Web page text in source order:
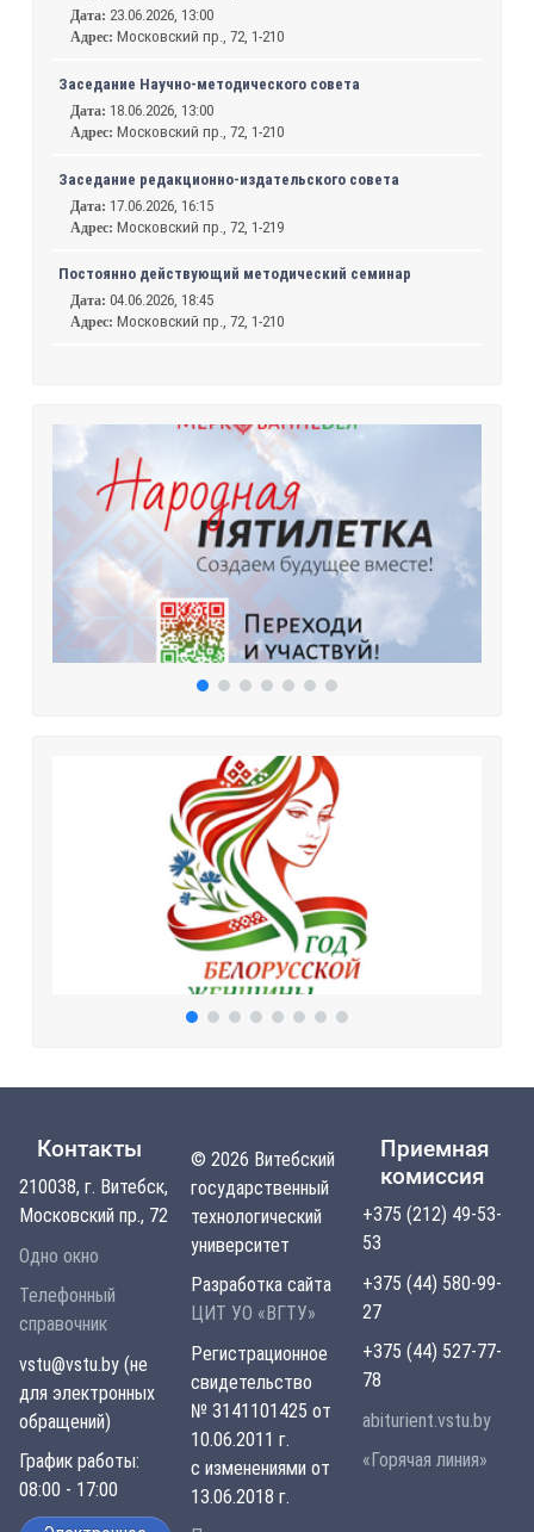
Дата: 23.06.2026, 13:00
Адрес: Московский пр., 72, 1-210
Заседание Научно-методического совета
Дата: 18.06.2026, 13:00
Адрес: Московский пр., 72, 1-210
Заседание редакционно-издательского совета
Дата: 17.06.2026, 16:15
Адрес: Московский пр., 72, 1-219
Постоянно действующий методический семинар
Дата:04.06.2026, 18:45
Адрес: Московский пр., 72, 1-210
Контакты
210038, г. Витебск,
Московский пр., 72
Одно окно
Телефонный
справочник
vstu@vstu.by (не
для электронных
обращений)
График работы:
08:00 - 17:00
© 2026 Витебский
государственный
технологический
университет
Разработка сайта
ЦИТ УО «ВГТУ»
Регистрационное
свидетельство
№ 3141101425 от
10.06.2011 г.
с изменениями от
13.06.2018 г.
Приемная
комиссия
+375 (212) 49-53-
53
+375 (44) 580-99-
27
+375 (44) 527-77-
78
abiturient.vstu.by
«Горячая линия»